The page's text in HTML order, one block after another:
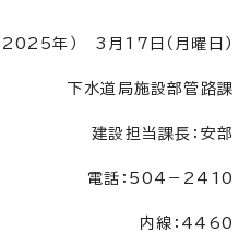
2025年） 3月17日（月曜日）
下水道局施設部管路課
建設担当課長：安部
電話：504－2410
内線：4460